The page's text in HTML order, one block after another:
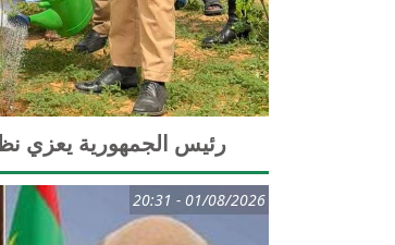
رئيس الجمهورية يعزي
01/08/2026 - 20:31